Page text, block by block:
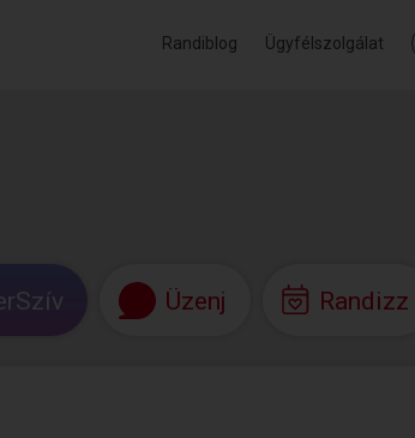
Randiblog Ügyfélszolgálat
Üzenj Randizz